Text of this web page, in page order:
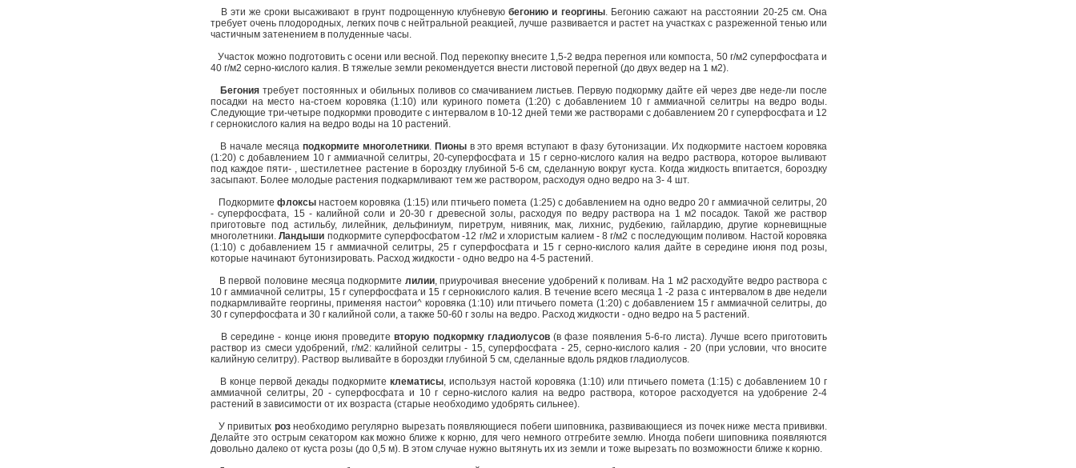
В эти же сроки высаживают в грунт подрощенную клубневуюбегонию и георгины. Бегонию сажают на расстоянии 20-25 см. Она
требует очень плодородных, легких почв с нейтральной реакцией, лучше развивается и растет на участках с разреженной тенью или
частичным затенением в полуденные часы.
Участок можно подготовить с осени или весной. Под перекопку внесите 1,5-2 ведра перегноя или компоста, 50 г/м2 суперфосфата и
40 г/м2 серно-кислого калия. В тяжелые земли рекомендуется внести листовой перегной (до двух ведер на 1 м2).
Бегония требует постоянных и обильных поливов со смачиванием листьев. Первую подкормку дайте ей через две неде-ли после
посадки на место на-стоем коровяка (1:10) или куриного помета (1:20) с добавлением 10 г аммиачной селитры на ведро воды.
Следующие три-четыре подкормки проводите с интервалом в 10-12 дней теми же растворами с добавлением 20 г суперфосфата и 12
г сернокислого калия на ведро воды на 10 растений.
В начале месяца подкормите многолетники. Пионыв это время вступают в фазу бутонизации. Их подкормите настоем коровяка
(1:20) с добавлением 10 г аммиачной селитры, 20-суперфосфата и 15 г серно-кислого калия на ведро раствора, которое выливают
под каждое пяти- , шестилетнее растение в бороздку глубиной 5-6 см, сделанную вокруг куста. Когда жидкость впитается, бороздку
засыпают. Более молодые растения подкармливают тем же раствором, расходуя одно ведро на 3- 4 шт.
Подкормите флоксынастоем коровяка (1:15) или птичьего помета (1:25) с добавлением на одно ведро 20 г аммиачной селитры, 20
- суперфосфата, 15 - калийной соли и 20-30 г древесной золы, расходуя по ведру раствора на 1 м2 посадок. Такой же раствор
приготовьте под астильбу, лилейник, дельфиниум, пиретрум, нивяник, мак, лихнис, рудбекию, гайлардию, другие корневищные
многолетники.Ландыши подкормите суперфосфатом -12 г/м2 и хлористым калием - 8 г/м2 с последующим поливом. Настой коровяка
(1:10) с добавлением 15 г аммиачной селитры, 25 г суперфосфата и 15 г серно-кислого калия дайте в середине июня под розы,
которые начинают бутонизировать. Расход жидкости - одно ведро на 4-5 растений.
В первой половине месяца подкормите лилии, приурочивая внесение удобрений к поливам. На 1 м2 расходуйте ведро раствора с
10 г аммиачной селитры, 15 г суперфосфата и 15 г сернокислого калия. В течение всего месяца 1 -2 раза с интервалом в две недели
подкармливайте георгины, применяя настои^ коровяка (1:10) или птичьего помета (1:20) с добавлением 15 г аммиачной селитры, до
30 г суперфосфата и 30 г калийной соли, а также 50-60 г золы на ведро. Расход жидкости - одно ведро на 5 растений.
В середине - конце июня проведитевторую подкормку гладиолусов(в фазе появления 5-6-го листа). Лучше всего приготовить
раствор из смеси удобрений, г/м2: калийной селитры - 15, суперфосфата - 25, серно-кислого калия - 20 (при условии, что вносите
калийную селитру). Раствор выливайте в бороздки глубиной 5 см, сделанные вдоль рядков гладиолусов.
В конце первой декады подкормите клематисы, используя настой коровяка (1:10) или птичьего помета (1:15) с добавлением 10 г
аммиачной селитры, 20 - суперфосфата и 10 г серно-кислого калия на ведро раствора, которое расходуется на удобрение 2-4
растений в зависимости от их возраста (старые необходимо удобрять сильнее).
У привитых рознеобходимо регулярно вырезать появляющиеся побеги шиповника, развивающиеся из почек ниже места прививки.
Делайте это острым секатором как можно ближе к корню, для чего немного отгребите землю. Иногда побеги шиповника появляются
довольно далеко от куста розы (до 0,5 м). В этом случае нужно вытянуть их из земли и тоже вырезать по возможности ближе к корню.